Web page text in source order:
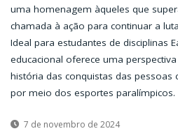
uma homenagem àqueles que
chamada à ação para continuar a
Ideal para estudantes de disciplinas
educacional oferece uma
história das conquistas das pessoas
por meio dos esportes paralímpicos.
7 de novembro de 2024